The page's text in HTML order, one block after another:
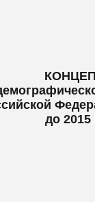
до 2015